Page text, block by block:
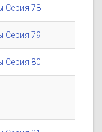
Серия 78
Серия 79
Серия 80